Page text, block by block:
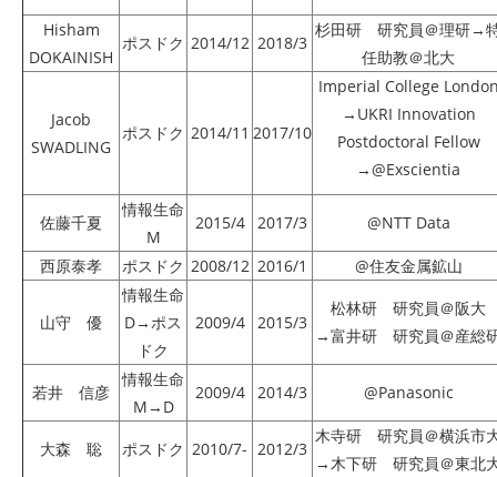
Hisham
DOKAINISH
ポスドク 2014/12 2018/3
杉田研 研究員＠理研→
任助教＠北大
Jacob
SWADLING
ポスドク 2014/11 2017/10
Imperial College
→UKRI Innovation
Postdoctoral Fellow
→@Exscientia
佐藤千夏
情報生命
M
2015/4 2017/3 @NTT Data
西原泰孝 ポスドク 2008/12 2016/1 @住友金属鉱山
山守 優
情報生命
D→ポス
ドク
2009/4 2015/3
松林研 研究員＠阪大
→富井研 研究員＠産総
若井 信彦
情報生命
M→D
2009/4 2014/3 @Panasonic
大森 聡 ポスドク 2010/7- 2012/3
木寺研 研究員＠横浜市
→木下研 研究員＠東北